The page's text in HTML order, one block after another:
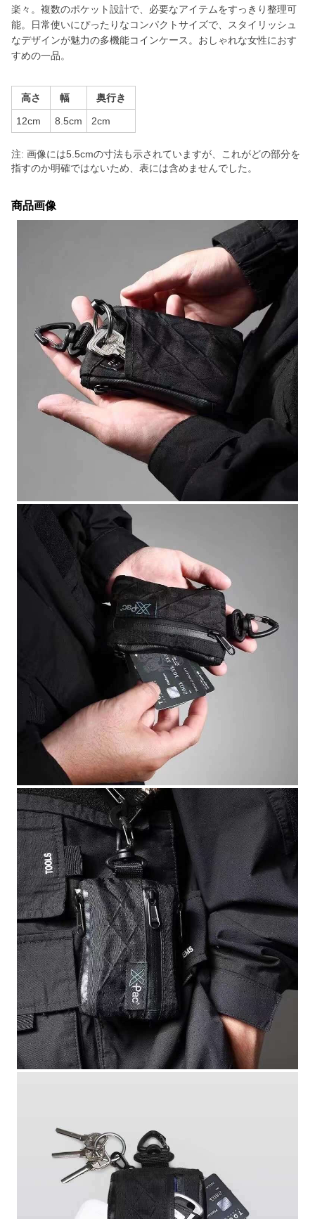
楽々。複数のポケット設計で、必要なアイテムをすっきり整理可
能。日常使いにぴったりなコンパクトサイズで、スタイリッシュ
なデザインが魅力の多機能コインケース。おしゃれな女性におす
すめの一品。
高さ 幅 奥行き
12cm 8.5cm 2cm
注: 画像には5.5cmの寸法も示されていますが、これがどの部分を
指すのか明確ではないため、表には含めませんでした。
商品画像